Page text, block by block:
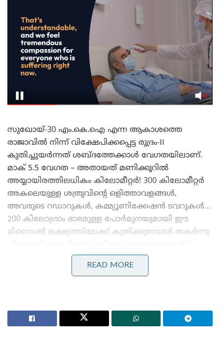
സുഖോയ്-30 എം.കെ.ഐ എന്ന ആകാശത്തെ
രാജാവിൽ നിന്ന് വിക്ഷേപിക്കപ്പെട്ട രുദ്രം-II
കുതിച്ചുയർന്നത് ശബ്ദത്തേക്കാൾ വേഗതയിലാണ്.
മാക് 5.5 വേഗത – അതായത് മണിക്കൂറിൽ
അയ്യായിരത്തിലധികം കിലോമീറ്റർ! 300 കിലോമീറ്റർ
അകലെയുള്ള ശത്രുവിന്റെ ഒളിത്താവളങ്ങൾ,
അവരുടെ റഡാറുകൾ, കമ്മ്യൂണിക്കേഷൻ ടവറുകൾ…
200 കിലോഗ്രാം ഭാരമുള്ള പോർമുനയുമായി ഈ
മിസൈൽ ലക്ഷ്യത്തിലേക്ക് കുതിക്കുമ്പോൾ തകർന്നു
Stories you may like
നടപടികളും അവസാനിപ്പിച്ചു
മിഥുൻ ചക്രവർത്തി ആശുപത്രിയിൽ ; കാണാൻ
READ MORE